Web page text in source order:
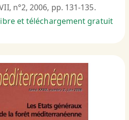
n°2, 2006, pp. 131-135.
et téléchargement gratuit